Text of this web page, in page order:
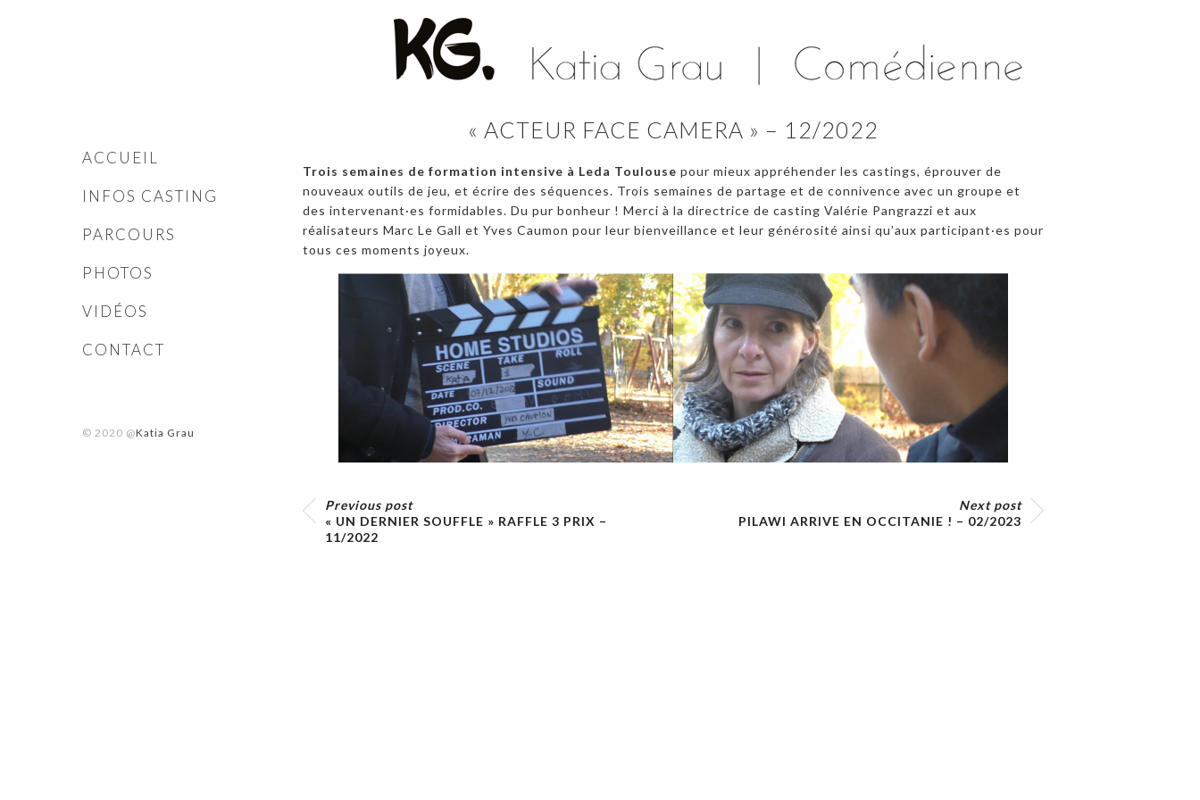
ACCUEIL
INFOS CASTING
PARCOURS
PHOTOS
VIDÉOS
CONTACT
© 2020 @Katia Grau
« ACTEUR FACE CAMERA » – 12/2022
Trois semaines de formation intensive à Leda Toulouse pour mieux appréhender les castings, éprouver de
nouveaux outils de jeu, et écrire des séquences. Trois semaines de partage et de connivence avec un groupe et
des intervenant·es formidables. Du pur bonheur ! Merci à la directrice de casting Valérie Pangrazzi et aux
réalisateurs Marc Le Gall et Yves Caumon pour leur bienveillance et leur générosité ainsi qu’aux participant·es pour
tous ces moments joyeux.
Previous post
« UN DERNIER SOUFFLE » RAFFLE 3 PRIX –
11/2022
Next post
PILAWI ARRIVE EN OCCITANIE ! – 02/2023